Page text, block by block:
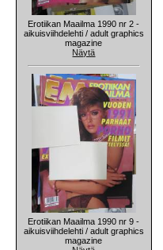
Erotiikan Maailma 1990 nr 2 -
aikuisviihdelehti / adult graphics
magazine
Näytä
Erotiikan Maailma 1990 nr 9 -
aikuisviihdelehti / adult graphics
magazine